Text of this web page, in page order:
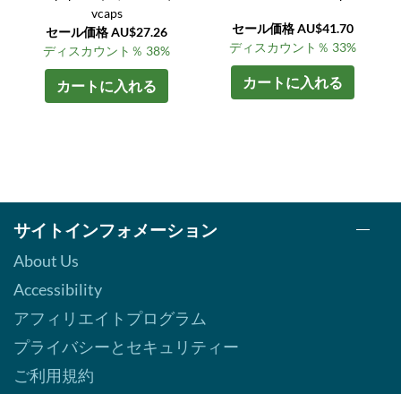
vcaps
セール価格 AU$27.26
ディスカウント％ 38%
カートに入れる
セール価格 AU$41.70
ディスカウント％ 33%
カートに入れる
サイトインフォメーション
About Us
Accessibility
アフィリエイトプログラム
プライバシーとセキュリティー
ご利用規約